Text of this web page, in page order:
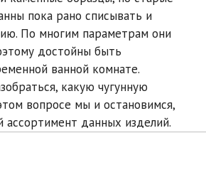
пока рано списывать и
По многим параметрам они
достойны быть
ванной комнате.
какую чугунную
вопросе мы и остановимся,
ассортимент данных изделий.